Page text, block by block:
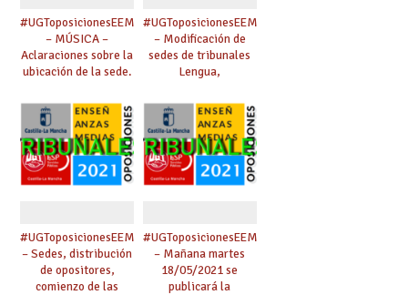
#UGToposicionesEEMMclm2021
– MÚSICA –
Aclaraciones sobre la
ubicación de la sede.
#UGToposicionesEEMMclm2021
– Modificación de
sedes de tribunales
Lengua,
y Economía. Cambio
de presidenta de
tribunal nº 3 de
Inglés.
#UGToposicionesEEMMclm2021
– Sedes, distribución
de opositores,
comienzo de las
#UGToposicionesEEMMclm2021
– Mañana martes
18/05/2021 se
publicará la